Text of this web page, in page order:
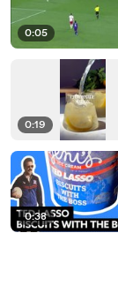
0:05
0:19
0:38